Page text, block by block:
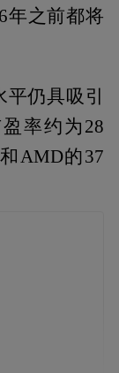
年之前都将
仍具吸引
率约为28
AMD的37